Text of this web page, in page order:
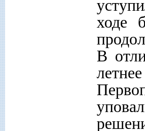
ходе
В